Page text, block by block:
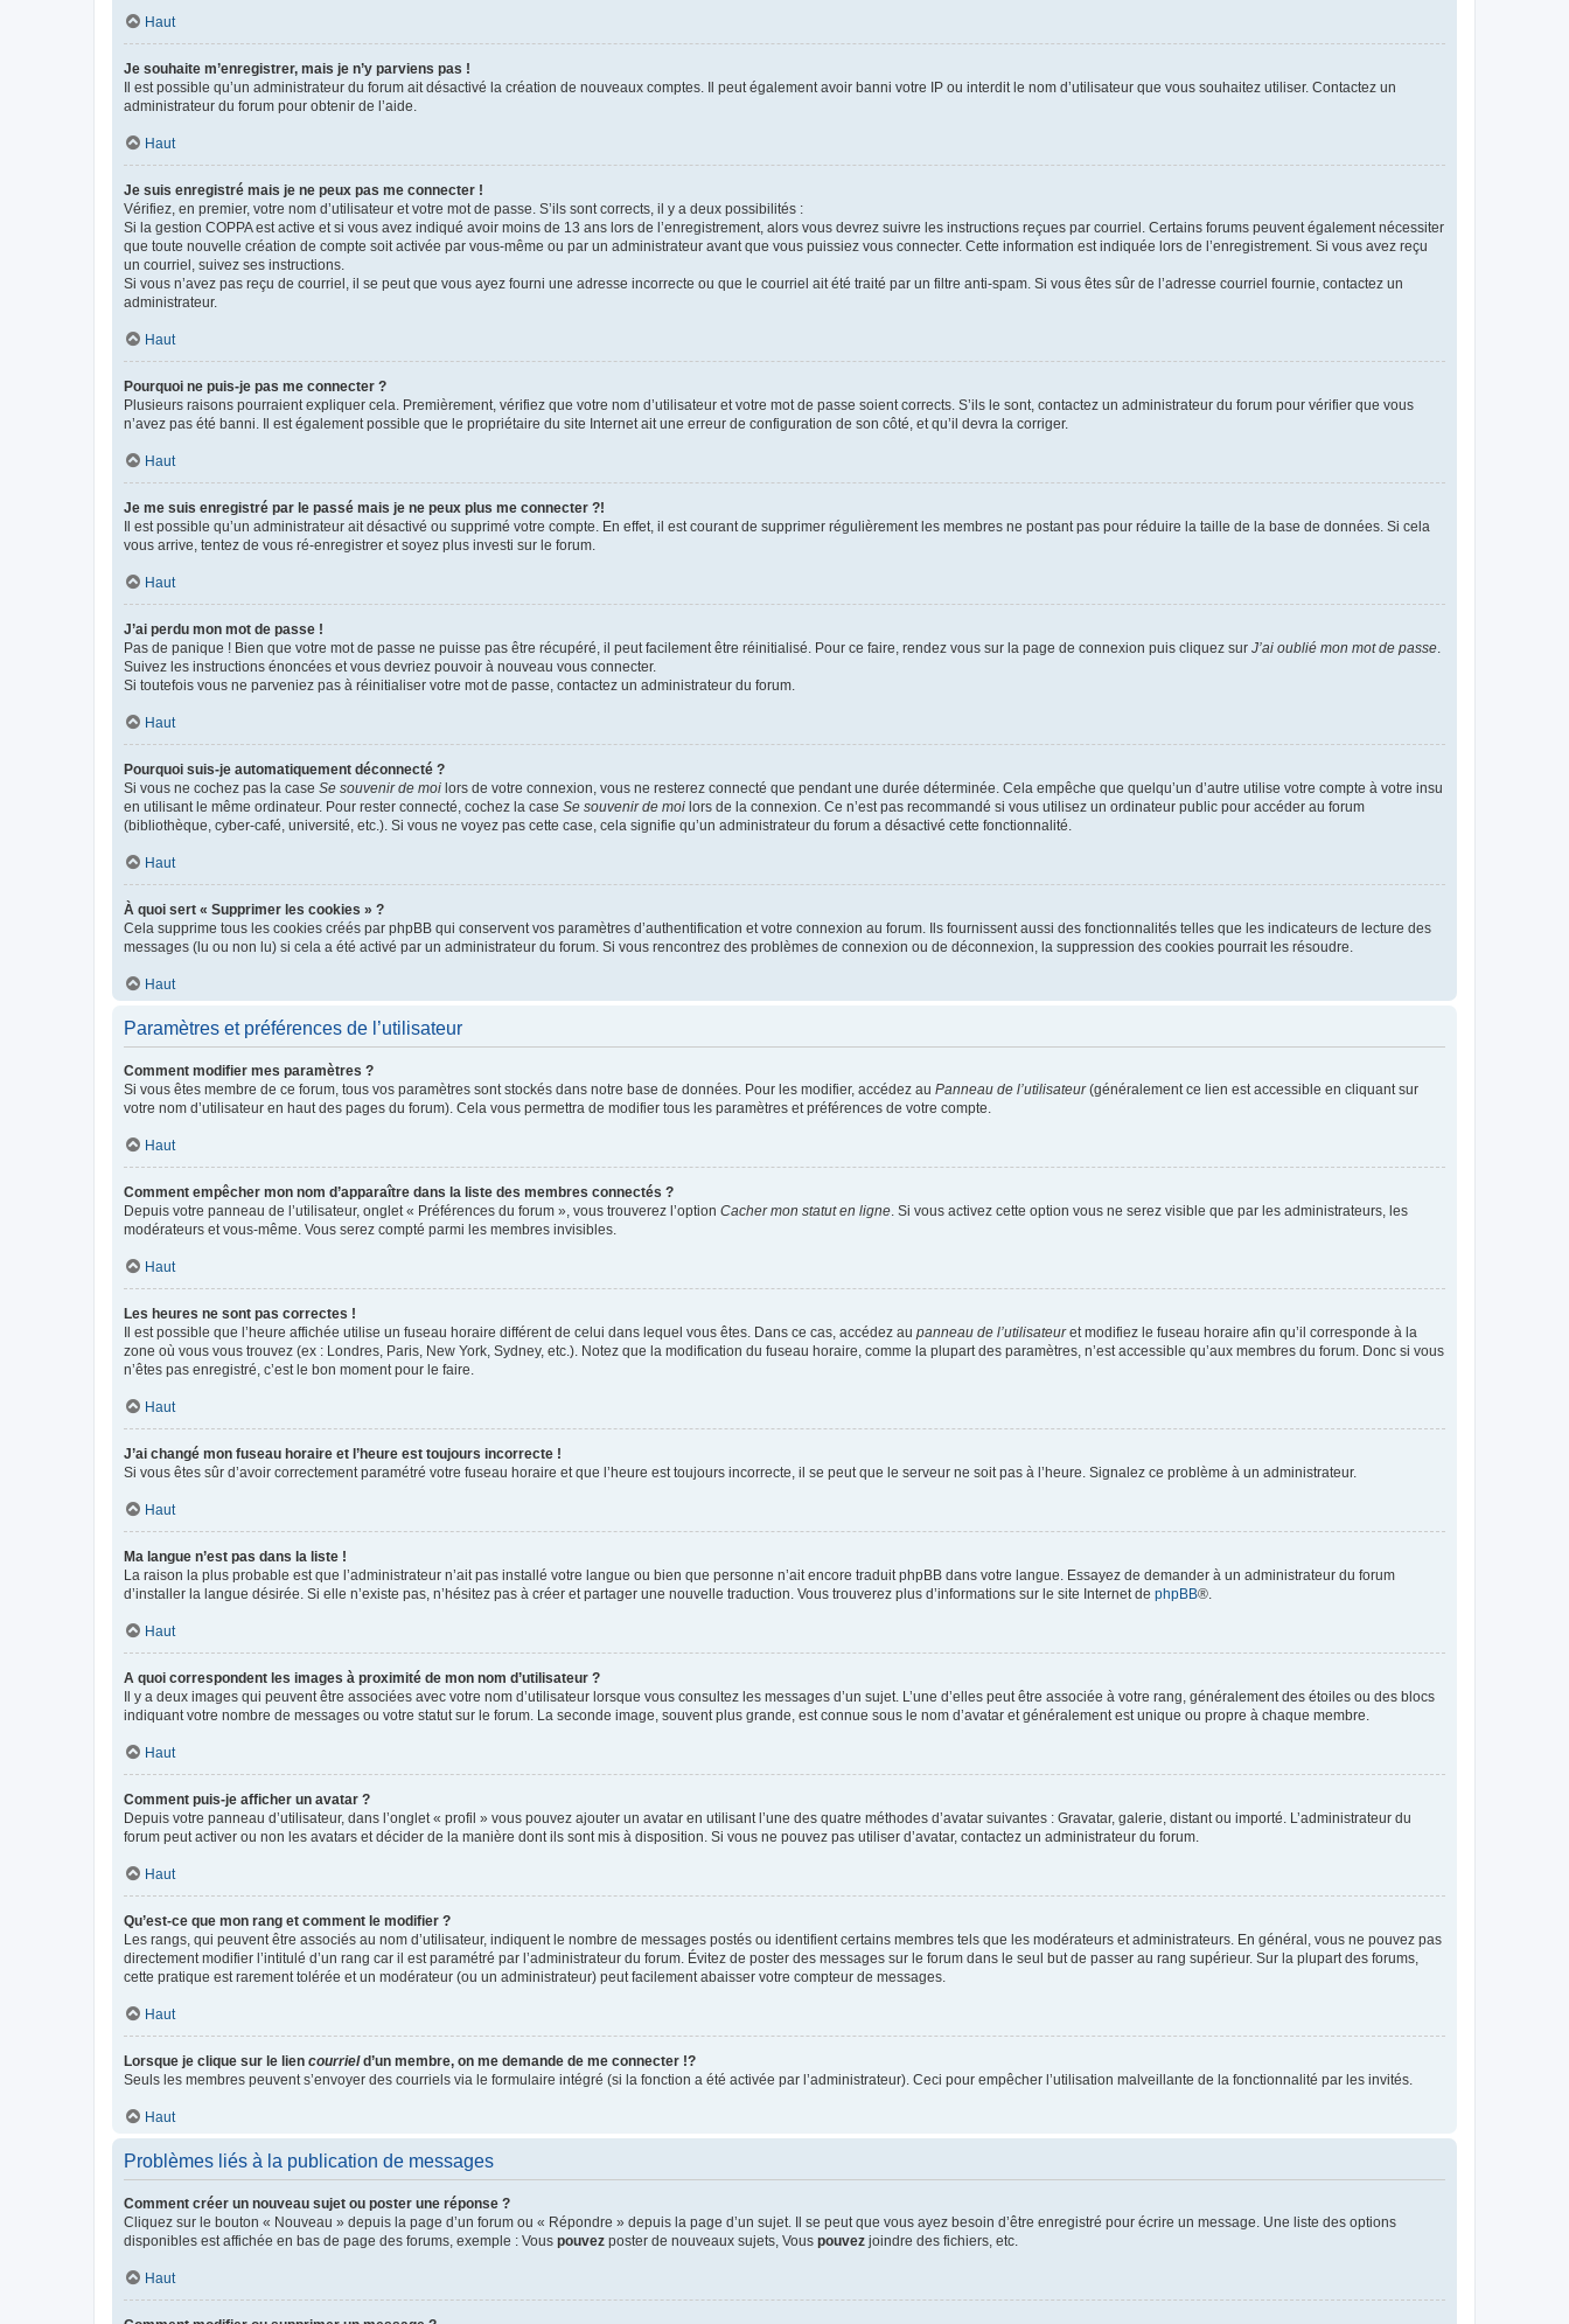
Haut
Je souhaite m’enregistrer, mais je n’y parviens pas !
Il est possible qu’un administrateur du forum ait désactivé la création de nouveaux comptes. Il peut également avoir banni votre IP ou interdit le nom d’utilisateur que vous souhaitez utiliser. Contactez un
administrateur du forum pour obtenir de l’aide.
Haut
Je suis enregistré mais je ne peux pas me connecter !
Vérifiez, en premier, votre nom d’utilisateur et votre mot de passe. S’ils sont corrects, il y a deux possibilités :
Si la gestion COPPA est active et si vous avez indiqué avoir moins de 13 ans lors de l’enregistrement, alors vous devrez suivre les instructions reçues par courriel. Certains forums peuvent également nécessiter
que toute nouvelle création de compte soit activée par vous-même ou par un administrateur avant que vous puissiez vous connecter. Cette information est indiquée lors de l’enregistrement. Si vous avez reçu
un courriel, suivez ses instructions.
Si vous n’avez pas reçu de courriel, il se peut que vous ayez fourni une adresse incorrecte ou que le courriel ait été traité par un filtre anti-spam. Si vous êtes sûr de l’adresse courriel fournie, contactez un
administrateur.
Haut
Pourquoi ne puis-je pas me connecter ?
Plusieurs raisons pourraient expliquer cela. Premièrement, vérifiez que votre nom d’utilisateur et votre mot de passe soient corrects. S’ils le sont, contactez un administrateur du forum pour vérifier que vous
n’avez pas été banni. Il est également possible que le propriétaire du site Internet ait une erreur de configuration de son côté, et qu’il devra la corriger.
Haut
Je me suis enregistré par le passé mais je ne peux plus me connecter ?!
Il est possible qu’un administrateur ait désactivé ou supprimé votre compte. En effet, il est courant de supprimer régulièrement les membres ne postant pas pour réduire la taille de la base de données. Si cela
vous arrive, tentez de vous ré-enregistrer et soyez plus investi sur le forum.
Haut
J’ai perdu mon mot de passe !
Pas de panique ! Bien que votre mot de passe ne puisse pas être récupéré, il peut facilement être réinitialisé. Pour ce faire, rendez vous sur la page de connexion puis cliquez sur J’ai oublié mon mot de passe
Suivez les instructions énoncées et vous devriez pouvoir à nouveau vous connecter.
Si toutefois vous ne parveniez pas à réinitialiser votre mot de passe, contactez un administrateur du forum.
Haut
Pourquoi suis-je automatiquement déconnecté ?
Si vous ne cochez pas la case Se souvenir de moi lors de votre connexion, vous ne resterez connecté que pendant une durée déterminée. Cela empêche que quelqu’un d’autre utilise votre compte à votre insu
en utilisant le même ordinateur. Pour rester connecté, cochez la case Se souvenir de moi lors de la connexion. Ce n’est pas recommandé si vous utilisez un ordinateur public pour accéder au forum
(bibliothèque, cyber-café, université, etc.). Si vous ne voyez pas cette case, cela signifie qu’un administrateur du forum a désactivé cette fonctionnalité.
Haut
À quoi sert « Supprimer les cookies » ?
Cela supprime tous les cookies créés par phpBB qui conservent vos paramètres d’authentification et votre connexion au forum. Ils fournissent aussi des fonctionnalités telles que les indicateurs de lecture des
messages (lu ou non lu) si cela a été activé par un administrateur du forum. Si vous rencontrez des problèmes de connexion ou de déconnexion, la suppression des cookies pourrait les résoudre.
Haut
Paramètres et préférences de l’utilisateur
Comment modifier mes paramètres ?
Si vous êtes membre de ce forum, tous vos paramètres sont stockés dans notre base de données. Pour les modifier, accédez au Panneau de l’utilisateur(généralement ce lien est accessible en cliquant sur
votre nom d’utilisateur en haut des pages du forum). Cela vous permettra de modifier tous les paramètres et préférences de votre compte.
Haut
Comment empêcher mon nom d’apparaître dans la liste des membres connectés ?
Depuis votre panneau de l’utilisateur, onglet « Préférences du forum », vous trouverez l’option Cacher mon statut en ligne . Si vous activez cette option vous ne serez visible que par les administrateurs, les
modérateurs et vous-même. Vous serez compté parmi les membres invisibles.
Haut
Les heures ne sont pas correctes !
Il est possible que l’heure affichée utilise un fuseau horaire différent de celui dans lequel vous êtes. Dans ce cas, accédez au panneau de l’utilisateuret modifiez le fuseau horaire afin qu’il corresponde à la
zone où vous vous trouvez (ex : Londres, Paris, New York, Sydney, etc.). Notez que la modification du fuseau horaire, comme la plupart des paramètres, n’est accessible qu’aux membres du forum. Donc si vous
n’êtes pas enregistré, c’est le bon moment pour le faire.
Haut
J’ai changé mon fuseau horaire et l’heure est toujours incorrecte !
Si vous êtes sûr d’avoir correctement paramétré votre fuseau horaire et que l’heure est toujours incorrecte, il se peut que le serveur ne soit pas à l’heure. Signalez ce problème à un administrateur.
Haut
Ma langue n’est pas dans la liste !
La raison la plus probable est que l’administrateur n’ait pas installé votre langue ou bien que personne n’ait encore traduit phpBB dans votre langue. Essayez de demander à un administrateur du forum
d’installer la langue désirée. Si elle n’existe pas, n’hésitez pas à créer et partager une nouvelle traduction. Vous trouverez plus d’informations sur le site Internet de phpBB®.
Haut
A quoi correspondent les images à proximité de mon nom d’utilisateur ?
Il y a deux images qui peuvent être associées avec votre nom d’utilisateur lorsque vous consultez les messages d’un sujet. L’une d’elles peut être associée à votre rang, généralement des étoiles ou des blocs
indiquant votre nombre de messages ou votre statut sur le forum. La seconde image, souvent plus grande, est connue sous le nom d’avatar et généralement est unique ou propre à chaque membre.
Haut
Comment puis-je afficher un avatar ?
Depuis votre panneau d’utilisateur, dans l’onglet « profil » vous pouvez ajouter un avatar en utilisant l’une des quatre méthodes d’avatar suivantes : Gravatar, galerie, distant ou importé. L’administrateur du
forum peut activer ou non les avatars et décider de la manière dont ils sont mis à disposition. Si vous ne pouvez pas utiliser d’avatar, contactez un administrateur du forum.
Haut
Qu’est-ce que mon rang et comment le modifier ?
Les rangs, qui peuvent être associés au nom d’utilisateur, indiquent le nombre de messages postés ou identifient certains membres tels que les modérateurs et administrateurs. En général, vous ne pouvez pas
directement modifier l’intitulé d’un rang car il est paramétré par l’administrateur du forum. Évitez de poster des messages sur le forum dans le seul but de passer au rang supérieur. Sur la plupart des forums,
cette pratique est rarement tolérée et un modérateur (ou un administrateur) peut facilement abaisser votre compteur de messages.
Haut
Lorsque je clique sur le lien courrield’un membre, on me demande de me connecter !?
Seuls les membres peuvent s’envoyer des courriels via le formulaire intégré (si la fonction a été activée par l’administrateur). Ceci pour empêcher l’utilisation malveillante de la fonctionnalité par les invités.
Haut
Problèmes liés à la publication de messages
Comment créer un nouveau sujet ou poster une réponse ?
Cliquez sur le bouton « Nouveau » depuis la page d’un forum ou « Répondre » depuis la page d’un sujet. Il se peut que vous ayez besoin d’être enregistré pour écrire un message. Une liste des options
disponibles est affichée en bas de page des forums, exemple : Vous pouvez poster de nouveaux sujets, Vous pouvez joindre des fichiers, etc.
Haut